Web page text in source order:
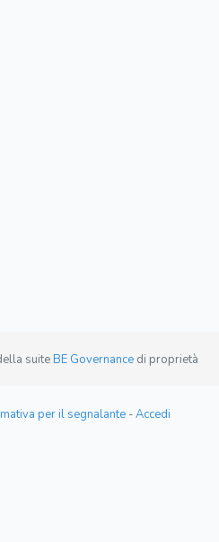
suiteBE Governance di proprietà
per il segnalante -Accedi